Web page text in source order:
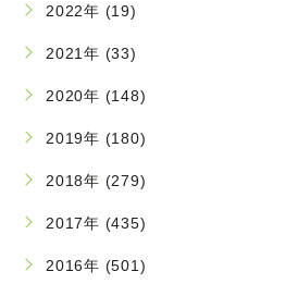
2022年 (19)
2021年 (33)
2020年 (148)
2019年 (180)
2018年 (279)
2017年 (435)
2016年 (501)